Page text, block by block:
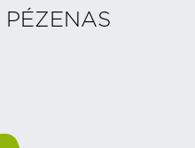
PÉZENAS